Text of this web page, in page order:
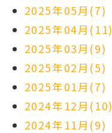
2025年05月(7)
2025年04月(11)
2025年03月(9)
2025年02月(5)
2025年01月(7)
2024年12月(10)
2024年11月(9)